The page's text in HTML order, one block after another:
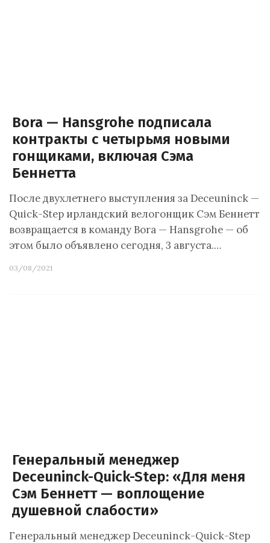
Bora — Hansgrohe подписала
контракты с четырьмя новыми
гонщиками, включая Сэма
Беннетта
После двухлетнего выступления за Deceuninck —
Quick-Step ирландский велогонщик Сэм Беннетт
возвращается в команду Bora — Hansgrohe — об
этом было объявлено сегодня, 3 августа.…
03/08/2021
Генеральный менеджер
Deceuninck-Quick-Step: «Для меня
Сэм Беннетт — воплощение
душевной слабости»
Генеральный менеджер Deceuninck-Quick-Step